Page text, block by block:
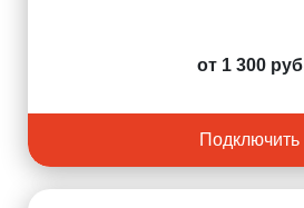
от 1 300 руб
Подключить